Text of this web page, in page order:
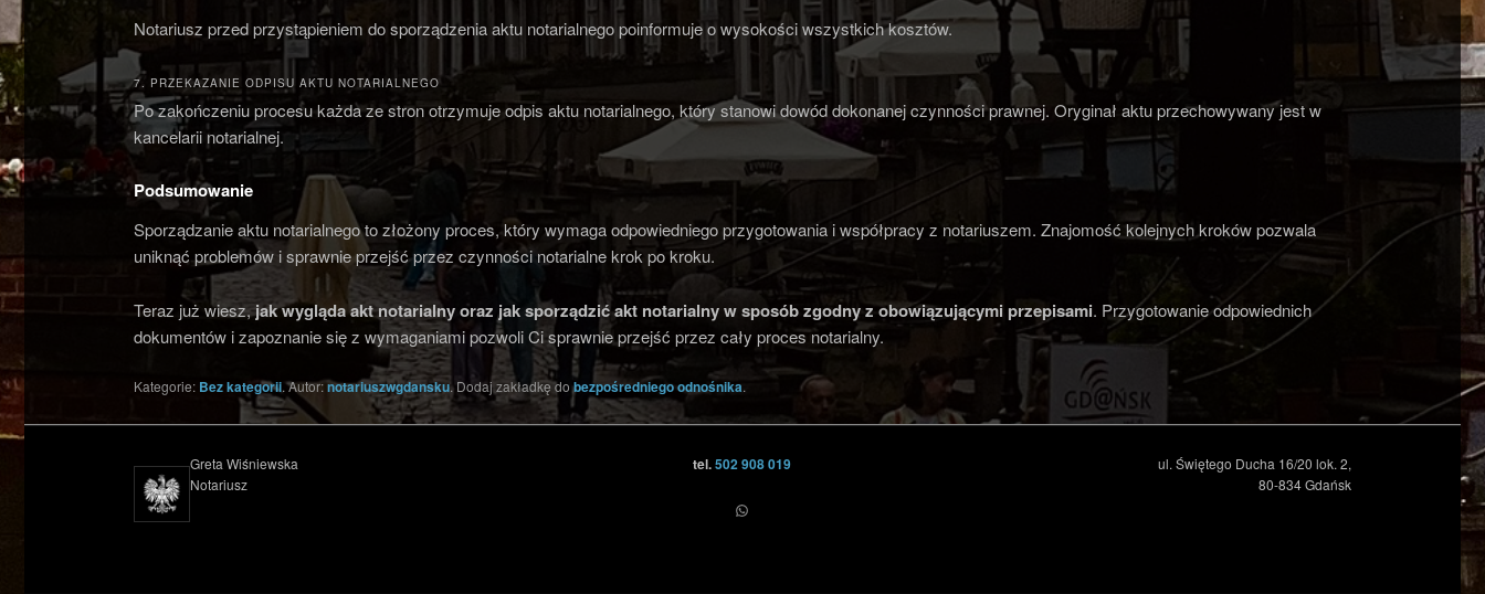
Notariusz przed przystąpieniem do sporządzenia aktu notarialnego poinformuje o wysokości wszystkich kosztów.
7. PRZEKAZANIE ODPISU AKTU NOTARIALNEGO
Po zakończeniu procesu każda ze stron otrzymuje odpis aktu notarialnego, który stanowi dowód dokonanej czynności prawnej. Oryginał aktu przechowywany jest w
kancelarii notarialnej.
Podsumowanie
Sporządzanie aktu notarialnego to złożony proces, który wymaga odpowiedniego przygotowania i współpracy z notariuszem. Znajomość kolejnych kroków pozwala
uniknąć problemów i sprawnie przejść przez czynności notarialne krok po kroku.
Teraz już wiesz,jak wygląda akt notarialny oraz jak sporządzić akt notarialnyw sposób zgodny z obowiązującymi przepisami. Przygotowanie odpowiednich
dokumentów i zapoznanie się z wymaganiami pozwoli Ci sprawnie przejść przez cały proces notarialny.
Kategorie: Bez kategorii. Autor:notariuszwgdansku. Dodaj zakładkę dobezpośredniego odnośnika.
Greta Wiśniewska
Notariusz
tel.502 908 019
WhatsApp
ul. Świętego Ducha 16/20 lok. 2,
80-834 Gdańsk